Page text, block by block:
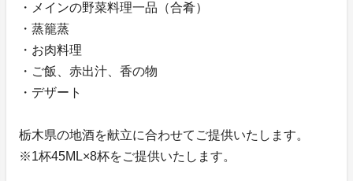
・メインの野菜料理一品（合肴）
・蒸籠蒸
・お肉料理
・ご飯、赤出汁、香の物
・デザート
栃木県の地酒を献立に合わせてご提供いたします。
※1杯45ML×8杯をご提供いたします。